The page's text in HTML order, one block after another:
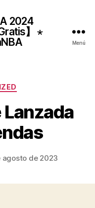
2024
】 ⋆
Menú
Lanzada
agosto de 2023